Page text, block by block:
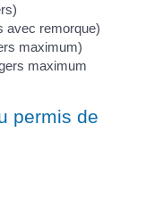
avec remorque)
maximum)
maximum
permis de